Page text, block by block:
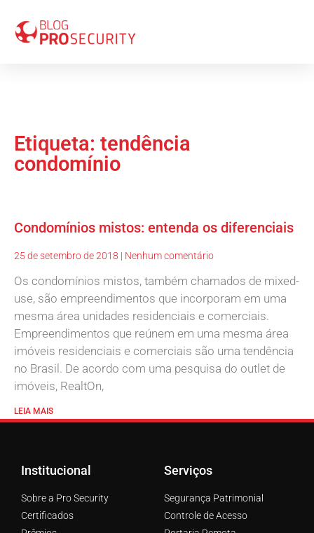
Etiqueta: tendência
condomínio
Condomínios mistos: entenda os diferenciais
25 de setembro de 2018 Nenhum comentário
Os condomínios mistos, também chamados de mixed-
use, são empreendimentos que incorporam em uma
mesma área unidades residenciais e comerciais.
Empreendimentos que reúnem em uma mesma área
imóveis residenciais e comerciais são uma tendência
no Brasil. De acordo com uma pesquisa do outlet de
imóveis, RealtOn,
LEIA MAIS
Institucional
Sobre a Pro Security
Certificados
Serviços
Segurança Patrimonial
Controle de Acesso